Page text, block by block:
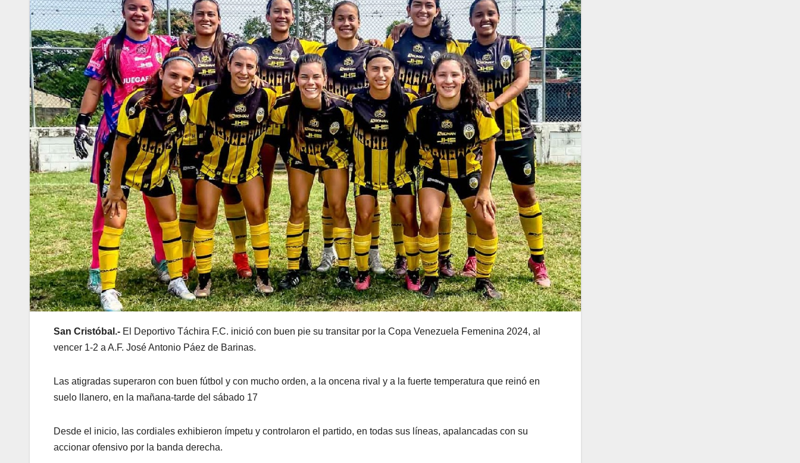
San Cristóbal.- El Deportivo Táchira F.C. inició con buen pie su transitar por la Copa Venezuela Femenina 2024, al
vencer 1-2 a A.F. José Antonio Páez de Barinas.
Las atigradas superaron con buen fútbol y con mucho orden, a la oncena rival y a la fuerte temperatura que reinó en
suelo llanero, en la mañana-tarde del sábado 17
Desde el inicio, las cordiales exhibieron ímpetu y controlaron el partido, en todas sus líneas, apalancadas con su
accionar ofensivo por la banda derecha.